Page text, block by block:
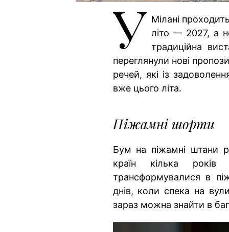
У Мілані
літо — 2027, а
традиційна
переглянули нові
речей, які із
вже цього літа.
Піжамні шорти
Бум на піжамні штани
країн кілька
трансформувалися в
днів, коли спека на
зараз можна знайти в